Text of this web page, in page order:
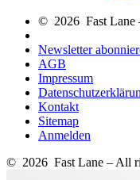
© 2026 Fast Lane
Newsletter
AGB
Impressum
Kontakt
Sitemap
Anmelden
© 2026 Fast Lane – All